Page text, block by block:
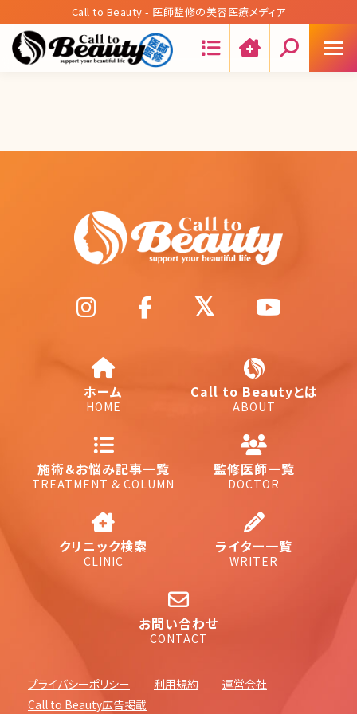
Call to Beauty - 医師監修の美容医療メディア
ホーム
HOME
Call to Beautyとは
ABOUT
施術＆お悩み記事一覧
TREATMENT & COLUMN
監修医師一覧
DOCTOR
クリニック検索
CLINIC
ライター一覧
WRITER
お問い合わせ
CONTACT
プライバシーポリシー 利用規約
運営会社
Call to Beauty広告掲載